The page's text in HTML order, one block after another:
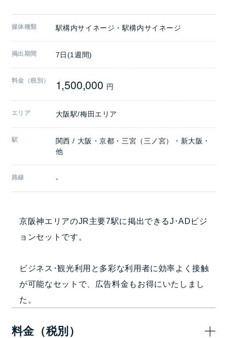
媒体種類 駅構内サイネージ・駅構内サイネージ
掲出期間 7日(1週間)
料金（税別） 1,500,000 円
エリア 大阪駅/梅田エリア
駅
関西 / 大阪・京都・三宮（三ノ宮）・新大阪・
他
路線 -
京阪神エリアのJR主要7駅に掲出できるJ･ADビジ
ョンセットです。
ビジネス･観光利用と多彩な利用者に効率よく接触
が可能なセットで、広告料金もお得にいたしまし
た。
料金（税別）